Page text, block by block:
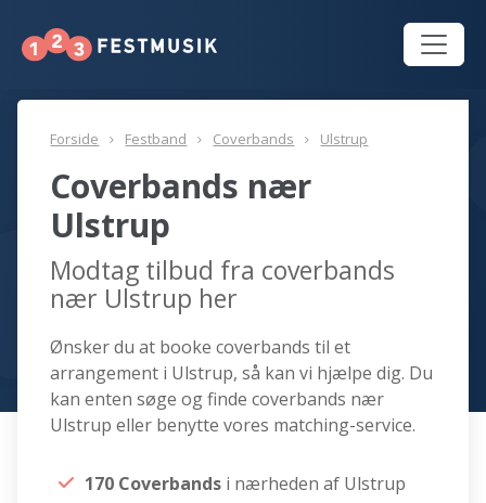
Forside Festband Coverbands Ulstrup
Coverbands nær
Ulstrup
Modtag tilbud fra coverbands
nær Ulstrup her
Ønsker du at booke coverbands til et
arrangement i Ulstrup, så kan vi hjælpe dig. Du
kan enten søge og finde coverbands nær
Ulstrup eller benytte vores matching-service.
170 Coverbands i nærheden af Ulstrup